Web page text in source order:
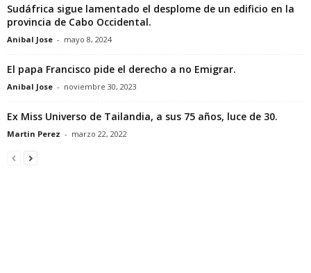
Sudáfrica sigue lamentado el desplome de un edificio en la
provincia de Cabo Occidental.
Anibal Jose - mayo 8, 2024
El papa Francisco pide el derecho a no Emigrar.
Anibal Jose - noviembre 30, 2023
Ex Miss Universo de Tailandia, a sus 75 años, luce de 30.
Martin Perez - marzo 22, 2022